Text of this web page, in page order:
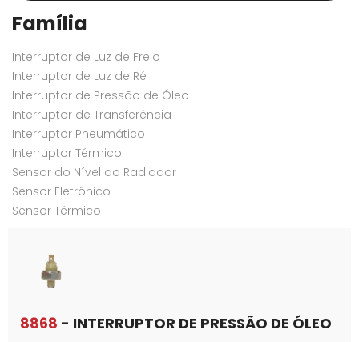
Família
Interruptor de Luz de Freio
Interruptor de Luz de Ré
Interruptor de Pressão de Óleo
Interruptor de Transferência
Interruptor Pneumático
Interruptor Térmico
Sensor do Nível do Radiador
Sensor Eletrônico
Sensor Térmico
8868 - INTERRUPTOR DE PRESSÃO DE ÓLEO